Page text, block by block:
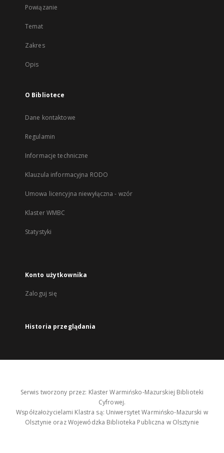
Powiązanie
Temat
Zakres
Opis
O Bibliotece
Dane kontaktowe
Regulamin
Informacje techniczne
Klauzula informacyjna RODO
Umowa licencyjna niewyłączna - wzór
Klaster WMBC
Statystyki
Konto użytkownika
Zaloguj się
Historia przeglądania
Serwis tworzony przez: Klaster Warmińsko-Mazurskiej Biblioteki
Cyfrowej.
Współzałożycielami Klastra są: Uniwersytet Warmińsko-Mazurski w
Olsztynie oraz Wojewódzka Biblioteka Publiczna w Olsztynie